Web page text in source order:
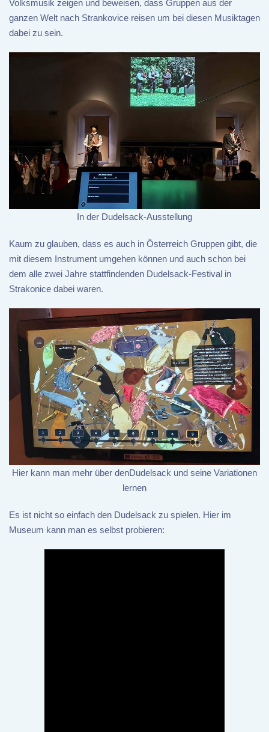
Volksmusik zeigen und beweisen, dass Gruppen aus der
ganzen Welt nach Strankovice reisen um bei diesen Musiktagen
dabei zu sein.
In der Dudelsack-Ausstellung
Kaum zu glauben, dass es auch in Österreich Gruppen gibt, die
mit diesem Instrument umgehen können und auch schon bei
dem alle zwei Jahre stattfindenden Dudelsack-Festival in
Strakonice dabei waren.
Hier kann man mehr über denDudelsack und seine Variationen
lernen
Es ist nicht so einfach den Dudelsack zu spielen. Hier im
Museum kann man es selbst probieren: